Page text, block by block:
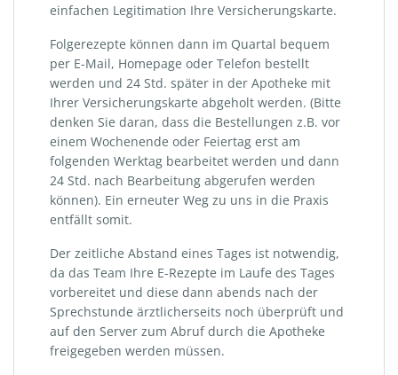
einfachen Legitimation Ihre Versicherungskarte.
Folgerezepte können dann im Quartal bequem
per E-Mail, Homepage oder Telefon bestellt
werden und 24 Std. später in der Apotheke mit
Ihrer Versicherungskarte abgeholt werden. (Bitte
denken Sie daran, dass die Bestellungen z.B. vor
einem Wochenende oder Feiertag erst am
folgenden Werktag bearbeitet werden und dann
24 Std. nach Bearbeitung abgerufen werden
können). Ein erneuter Weg zu uns in die Praxis
entfällt somit.
Der zeitliche Abstand eines Tages ist notwendig,
da das Team Ihre E-Rezepte im Laufe des Tages
vorbereitet und diese dann abends nach der
Sprechstunde ärztlicherseits noch überprüft und
auf den Server zum Abruf durch die Apotheke
freigegeben werden müssen.